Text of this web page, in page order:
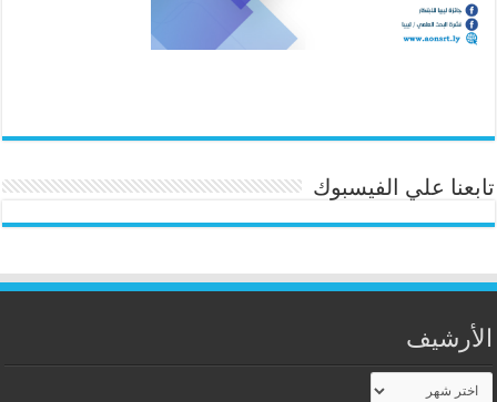
تابعنا علي الفيسبوك
الأرشيف
الأرشيف